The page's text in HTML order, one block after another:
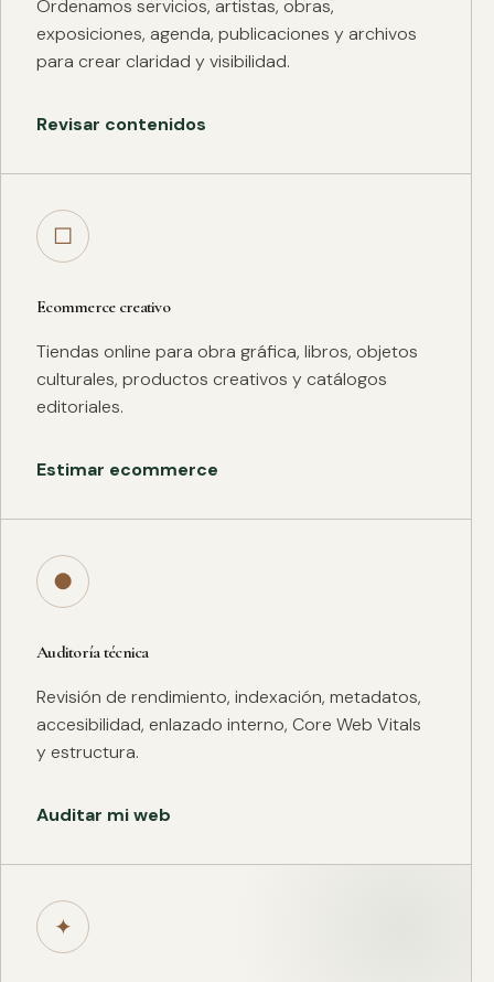
Ordenamos servicios, artistas, obras,
exposiciones, agenda, publicaciones y archivos
para crear claridad y visibilidad.
Revisar contenidos
□
Ecommerce creativo
Tiendas online para obra gráfica, libros, objetos
culturales, productos creativos y catálogos
editoriales.
Estimar ecommerce
●
Auditoría técnica
Revisión de rendimiento, indexación, metadatos,
accesibilidad, enlazado interno, Core Web Vitals
y estructura.
Auditar mi web
✦